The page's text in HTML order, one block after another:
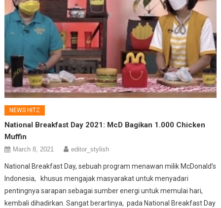
NEWS HITZ
National Breakfast Day 2021: McD Bagikan 1.000 Chicken
Muffin
March 8, 2021 editor_stylish
National Breakfast Day, sebuah program menawan milik McDonald’s
Indonesia, khusus mengajak masyarakat untuk menyadari
pentingnya sarapan sebagai sumber energi untuk memulai hari,
kembali dihadirkan. Sangat berartinya, pada National Breakfast Day